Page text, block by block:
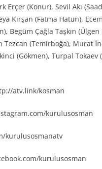
Erçer (Konur), Sevil Akı
Kırşan (Fatma Hatun),
Begüm Çağla Taşkın
(Temirboğa), Murat
(Gökmen), Turpal
atv.link/kosman
kurulusosman
kurulusosmanatv
kurulusosman